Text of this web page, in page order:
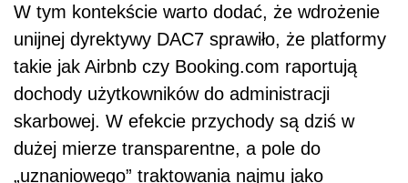
W tym kontekście warto dodać, że wdrożenie
unijnej dyrektywy DAC7 sprawiło, że platformy
takie jak Airbnb czy Booking.com raportują
dochody użytkowników do administracji
skarbowej. W efekcie przychody są dziś w
dużej mierze transparentne, a pole do
„uznaniowego” traktowania najmu jako